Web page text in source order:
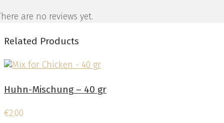
are no reviews yet.
Related Products
Huhn-Mischung – 40 gr
€2,00